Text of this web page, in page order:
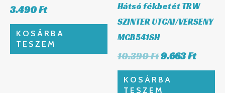
3.490Ft
KOSÁRBA
TESZEM
Hátsó fékbetét TRW
SZINTER UTCAI/VERSENY
MCB541SH
10.390Ft9.663Ft
KOSÁRBA
TESZEM